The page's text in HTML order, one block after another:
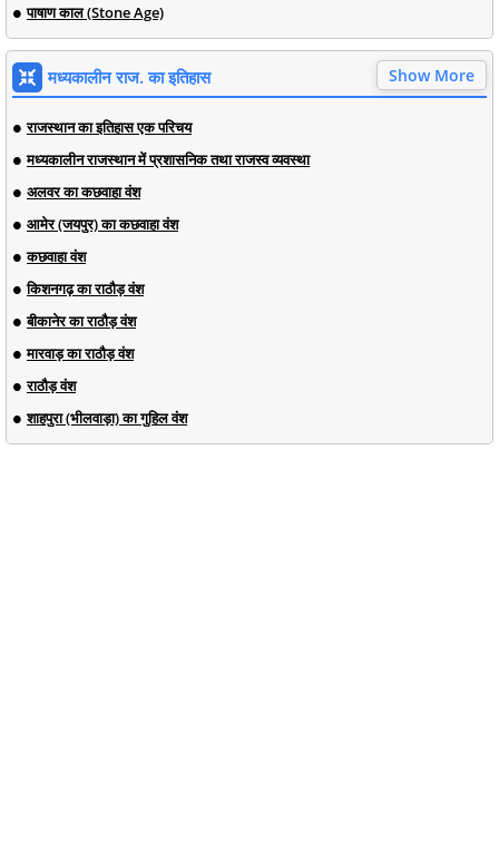
पाषाण काल (Stone Age)
मध्यकालीन राज. का इतिहास Show More
राजस्थान का इतिहास एक परिचय
मध्यकालीन राजस्थान में प्रशासनिक तथा राजस्व व्यवस्था
अलवर का कछवाहा वंश
आमेर (जयपुर) का कछवाहा वंश
कछवाहा वंश
किशनगढ़ का राठौड़ वंश
बीकानेर का राठौड़ वंश
मारवाड़ का राठौड़ वंश
राठौड़ वंश
शाहपुरा (भीलवाड़ा) का गुहिल वंश